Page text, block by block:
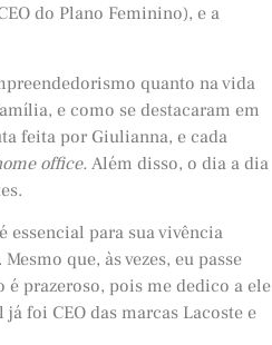
do Plano Feminino), e a
quanto na vida
e como se destacaram em
feita por Giulianna, e cada
office. Além disso, o dia a dia
essencial para sua vivência
que, às vezes, eu passe
prazeroso, pois me dedico a ele
foi CEO das marcas Lacoste e